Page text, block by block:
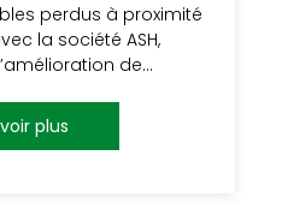
perdus à proximité
la société ASH,
de…
plus